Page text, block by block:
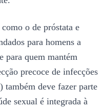
o de próstata e
para homens a
para quem mantém
precoce de infecções
também deve fazer parte
sexual é integrada à